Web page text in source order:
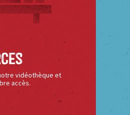
vidéothèque et
accès.